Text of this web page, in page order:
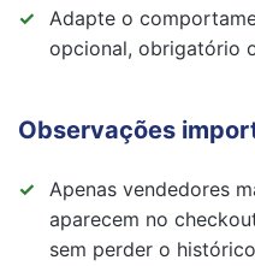
Adapte o
opcional, obrigatório
Observações
Apenas vendedores
aparecem no
sem perder o